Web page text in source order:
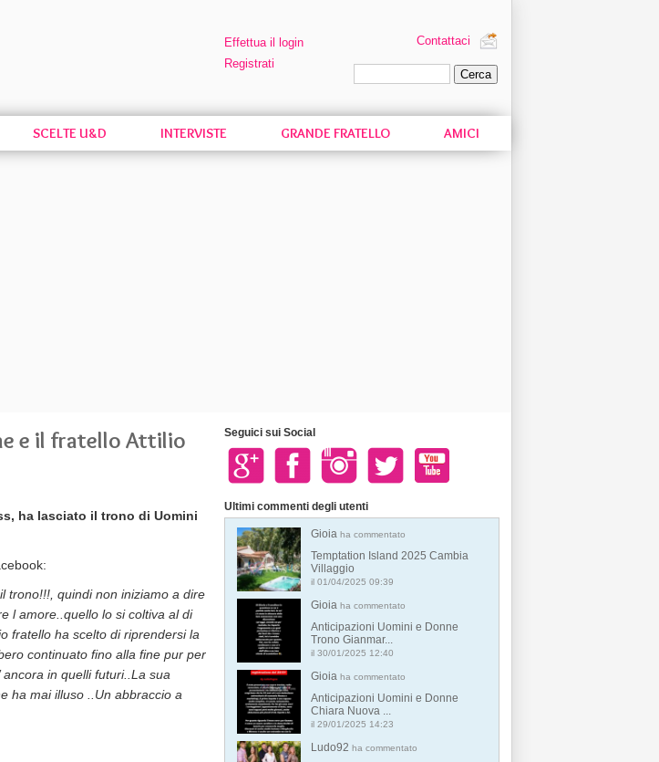
Effettua il login
Registrati
Contattaci
SCELTE U&D INTERVISTE GRANDE FRATELLO AMICI
e il fratello Attilio
ha lasciato il trono di Uomini
trono!!!, quindi non iniziamo a dire
l amore..quello lo si coltiva al di
fratello ha scelto di riprendersi la
continuato fino alla fine pur per
ancora in quelli futuri..La sua
ha mai illuso ..Un abbraccio a
Seguici sui Social
Ultimi commenti degli utenti
Gioia ha commentato
Temptation Island 2025 Cambia
Villaggio
il 01/04/2025 09:39
Gioia ha commentato
Anticipazioni Uomini e Donne
Trono Gianmar...
il 30/01/2025 12:40
Gioia ha commentato
Anticipazioni Uomini e Donne
Chiara Nuova ...
il 29/01/2025 14:23
Ludo92 ha commentato